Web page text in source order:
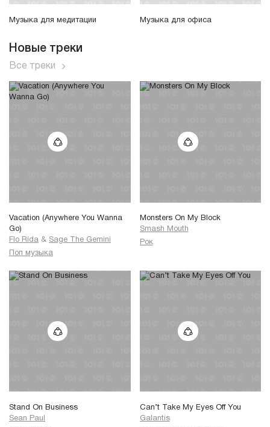
Музыка для медитации Музыка для офиса
Новые треки
Все треки
Vacation (Anywhere You Wanna
Go)
Flo Rida & Sage The Gemini
Поп музыка
Monsters On My Block
Smash Mouth
Рок
Stand On Business
Sean Paul
Can’t Take My Eyes Off You
Galantis